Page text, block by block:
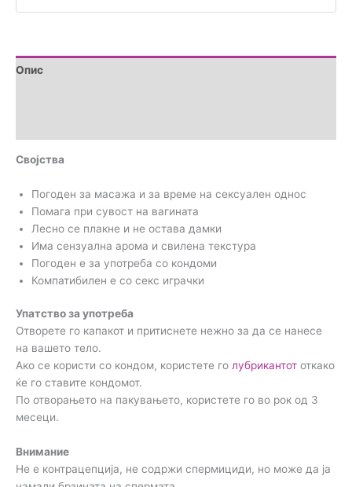
Опис
Својства
Погоден за масажа и за време на сексуален однос
Помага при сувост на вагината
Лесно се плакне и не остава дамки
Има сензуална арома и свилена текстура
Погоден е за употреба со кондоми
Компатибилен е со секс играчки
Упатство за употреба
Отворете го капакот и притиснете нежно за да се нанесе
на вашето тело.
Ако се користи со кондом, користете го лубрикантот откако
ќе го ставите кондомот.
По отворањето на пакувањето, користете го во рок од 3
месеци.
Внимание
Не е контрацепција, не содржи спермициди, но може да ја